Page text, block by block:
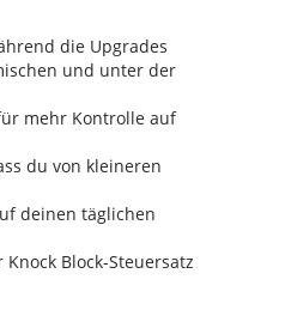
die Upgrades
und unter der
mehr Kontrolle auf
du von kleineren
deinen täglichen
Block-Steuersatz